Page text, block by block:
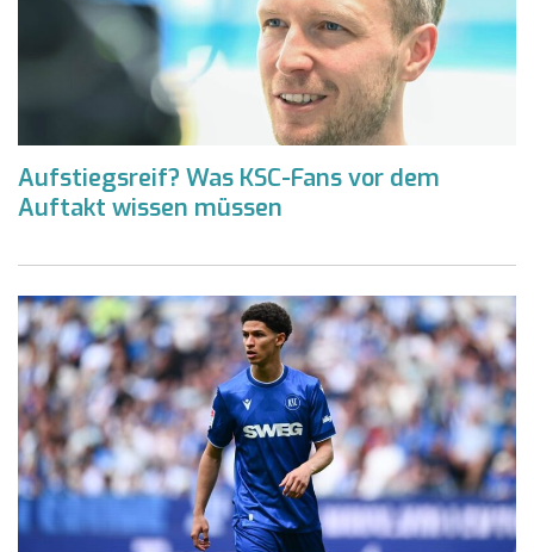
Aufstiegsreif? Was KSC-Fans vor dem
Auftakt wissen müssen